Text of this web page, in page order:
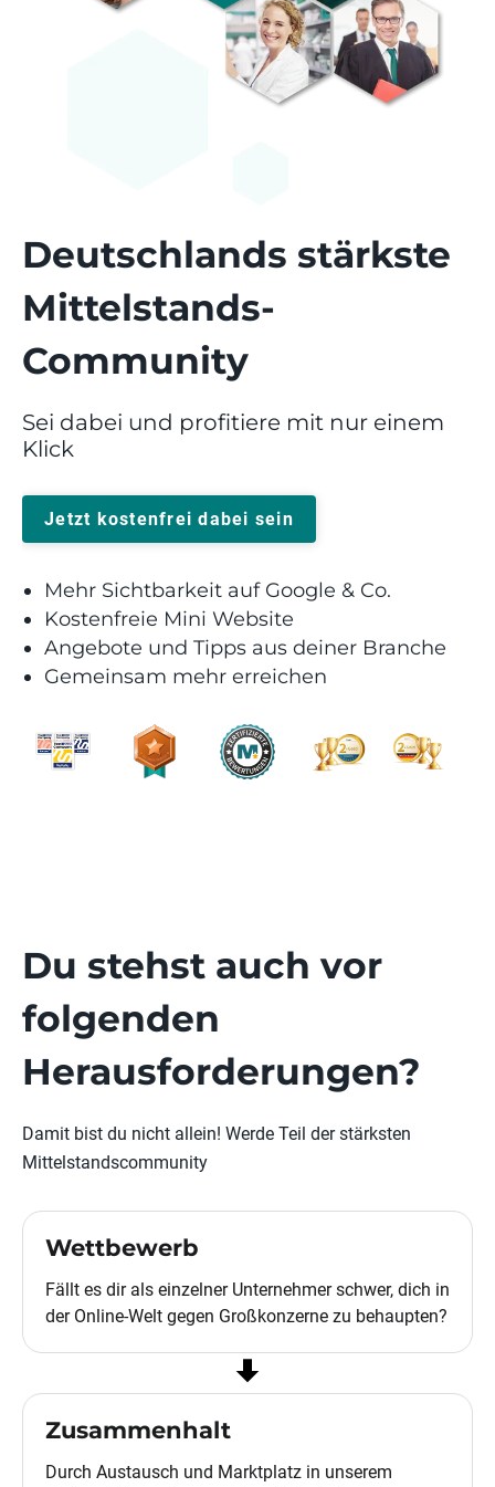
Deutschlands stärkste
Mittelstands-
Community
Sei dabei und profitiere mit nur einem
Klick
Jetzt kostenfrei dabei sein
Mehr Sichtbarkeit auf Google & Co.
Kostenfreie Mini Website
Angebote und Tipps aus deiner Branche
Gemeinsam mehr erreichen
Du stehst auch vor
folgenden
Herausforderungen?
Damit bist du nicht allein! Werde Teil der stärksten
Mittelstandscommunity
Wettbewerb
Fällt es dir als einzelner Unternehmer schwer, dich in
der Online-Welt gegen Großkonzerne zu behaupten?
Zusammenhalt
Durch Austausch und Marktplatz in unserem